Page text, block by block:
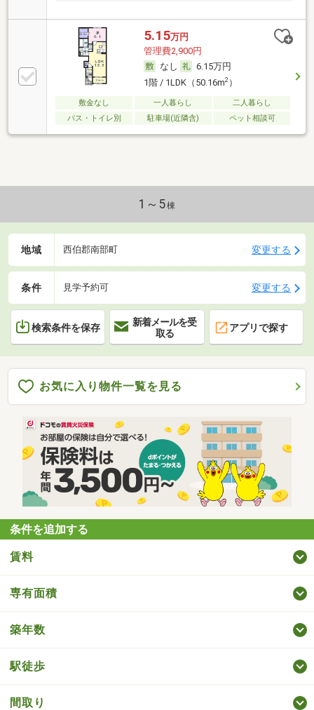
5.15万円
管理費2,900円
なし
6.15万円
1階 / 1LDK（50.16m2）
敷金なし 一人暮らし
二人暮らし
バス・トイレ別
駐車場(近隣含) ペット相談可
1～5棟
地域 西伯郡南部町 変更する
条件 見学予約可 変更する
検索条件を保存
新着メールを受
取る
アプリで探す
お気に入り物件一覧を見る
条件を追加する
賃料
専有面積
築年数
駅徒歩
間取り